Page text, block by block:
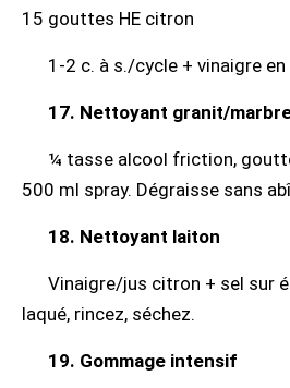
15 gouttes HE citron
1-2 c. à s./cycle + vinaigre
17. Nettoyant granit/
¼ tasse alcool friction,
500 ml spray. Dégraisse sans
18. Nettoyant laiton
Vinaigre/jus citron + sel sur
laqué, rincez, séchez.
19. Gommage intensif